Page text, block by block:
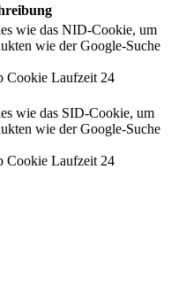
wie das NID-Cookie, um
wie der Google-Suche
Cookie Laufzeit 24
wie das SID-Cookie, um
wie der Google-Suche
Cookie Laufzeit 24